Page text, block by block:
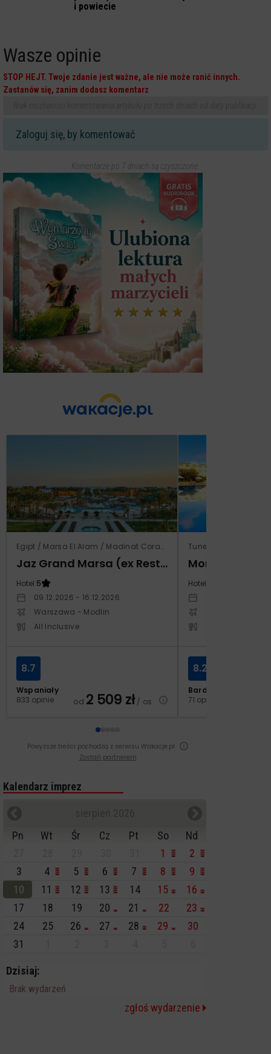
i powiecie
Wasze opinie
STOP HEJT. Twoje zdanie jest ważne, ale nie może ranić innych.
Zastanów się, zanim dodasz komentarz
Zaloguj się, by komentować
Komentarze po 7 dniach są czyszczone.
Egipt / Marsa El Alam / Madinat Coraya
Jaz Grand Marsa (ex Resta Grand Resort)
Hotel:5
09.12.2026 - 16.12.2026
Warszawa - Modlin
All Inclusive
Wspaniały
833 opinie
8.7
od 2 509 zł/ os.
Tunezja / Al-
Monarque El
Hotel:
Warszawa -
Bardzo dobry
71 opinii
8.2
Powyższe treści pochodzą z serwisu Wakacje.pl
Zostań partnerem
Kalendarz imprez
Pn
Wt Śr Cz Pt So
Nd
1
2
3
4 5 6 7 8
9
10
11 12 13 14 15
16
17
18 19 20 21 22
23
24
25 26 27 28 29
30
31
Dzisiaj:
Brak wydarzeń
zgłoś wydarzenie